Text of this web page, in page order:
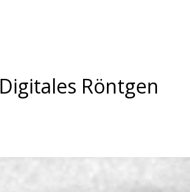
Digitales Röntgen